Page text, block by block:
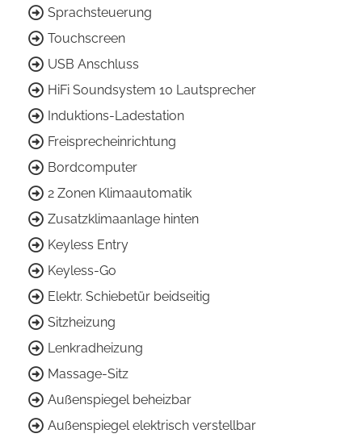
Sprachsteuerung
Touchscreen
USB Anschluss
HiFi Soundsystem 10 Lautsprecher
Induktions-Ladestation
Freisprecheinrichtung
Bordcomputer
2 Zonen Klimaautomatik
Zusatzklimaanlage hinten
Keyless Entry
Keyless-Go
Elektr. Schiebetür beidseitig
Sitzheizung
Lenkradheizung
Massage-Sitz
Außenspiegel beheizbar
Außenspiegel elektrisch verstellbar